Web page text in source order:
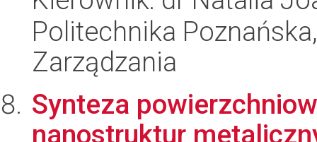
Politechnika
Zarządzania
Synteza
nanostruktur